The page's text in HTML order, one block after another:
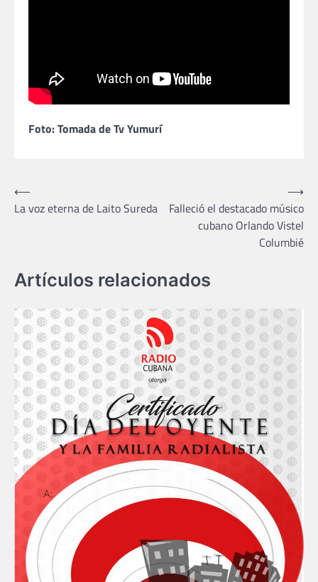
Foto: Tomada de Tv Yumurí
Navegación
de
⟵
La voz eterna de Laito Sureda
Falleció el destacado músico
cubano Orlando Vistel
Columbié
⟶
Artículos relacionados